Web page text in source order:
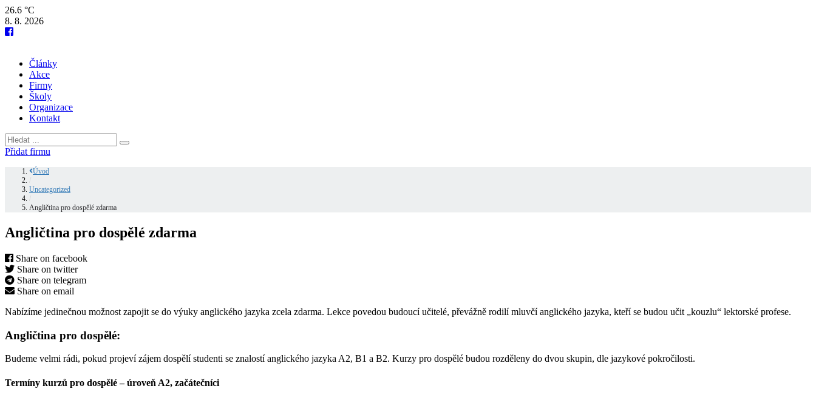
26.6 °C
8. 8. 2026
Články
Akce
Firmy
Školy
Organizace
Kontakt
Přidat firmu
Úvod
Uncategorized
Angličtina pro dospělé zdarma
Angličtina pro dospělé zdarma
Share on facebook
Share on twitter
Share on telegram
Share on email
Nabízíme jedinečnou možnost zapojit se do výuky anglického jazyka zcela zdarma. Lekce povedou budoucí učitelé, převážně rodilí mluvčí anglického jazyka, kteří se budou učit „kouzlu“ lektorské profese.
Angličtina pro dospělé:
Budeme velmi rádi, pokud projeví zájem dospělí studenti se znalostí anglického jazyka A2, B1 a B2. Kurzy pro dospělé budou rozděleny do dvou skupin, dle jazykové pokročilosti.
Termíny kurzů pro dospělé – úroveň A2, začátečníci